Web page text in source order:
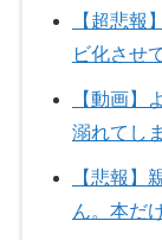
【超悲報
ビ化させ
【動画】
溺れてし
【悲報】
ん。本だ